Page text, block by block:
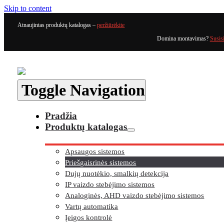
Skip to content
Atnaujintas produktų katalogas –peržiūrėkite
Domina montavimas?
Toggle Navigation
Pradžia
Produktų katalogas
Apsaugos sistemos
Priešgaisrinės sistemos
Dujų nuotėkio, smalkių detekcija
IP vaizdo stebėjimo sistemos
Analoginės, AHD vaizdo stebėjimo sistemos
Vartų automatika
Įeigos kontrolė